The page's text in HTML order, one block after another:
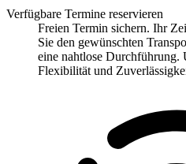
Verfügbare Termine reservieren
Freien Termin sichern. Ihr
Sie den gewünschten
eine nahtlose Durchführung.
Flexibilität und